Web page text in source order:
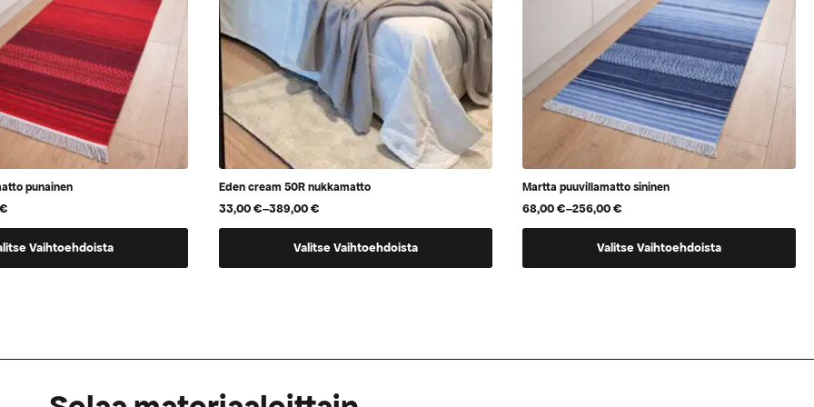
punainen
€
Vaihtoehdoista
Eden cream 50R nukkamatto
33,00€–389,00€
Hintaluokka:
33,00 €
Valitse Vaihtoehdoista
tuotteella
Voit
Martta puuvillamatto sininen
68,00€–256,00€
Hintaluokka:
68,00 €
Valitse Vaihtoehdoista
tuotteella
Voit